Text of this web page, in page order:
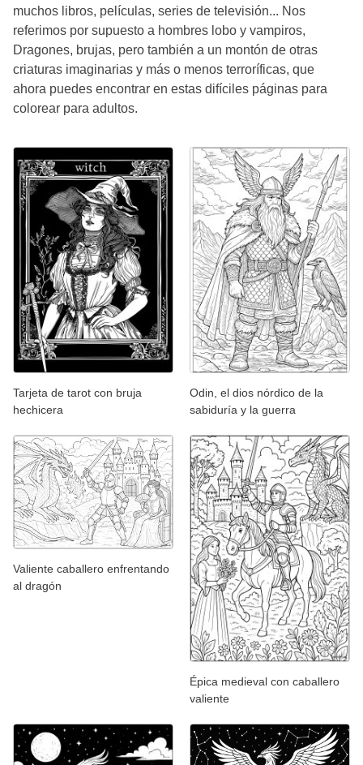
muchos libros, películas, series de televisión... Nos
referimos por supuesto a hombres lobo y vampiros,
Dragones, brujas, pero también a un montón de otras
criaturas imaginarias y más o menos terroríficas, que
ahora puedes encontrar en estas difíciles páginas para
colorear para adultos.
Tarjeta de tarot con bruja
hechicera
Odin, el dios nórdico de la
sabiduría y la guerra
Valiente caballero enfrentando
al dragón
Épica medieval con caballero
valiente